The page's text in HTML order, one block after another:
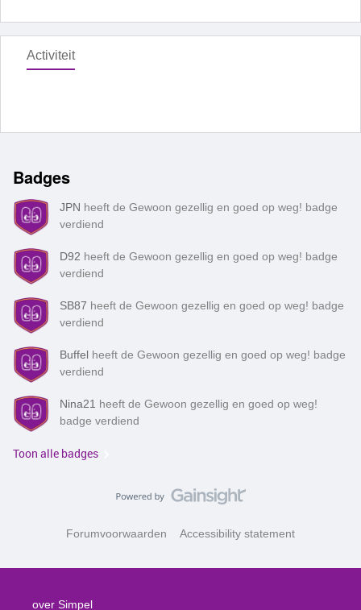
Activiteit
Badges
JPN heeft de Gewoon gezellig en goed op weg! badge
verdiend
D92 heeft de Gewoon gezellig en goed op weg! badge
verdiend
SB87 heeft de Gewoon gezellig en goed op weg! badge
verdiend
Buffel heeft de Gewoon gezellig en goed op weg! badge
verdiend
Nina21 heeft de Gewoon gezellig en goed op weg!
badge verdiend
Toon alle badges
Forumvoorwaarden Accessibility statement
over Simpel